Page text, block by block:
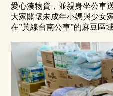
愛心湊物資，並親身坐公車
大家關懷未成年小媽與少女
在”黃線台南公車”的麻豆區域